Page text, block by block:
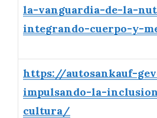
la-vanguardia-de-la-
integrando-cuerpo-y-
https://autosankauf-
impulsando-la-
cultura/